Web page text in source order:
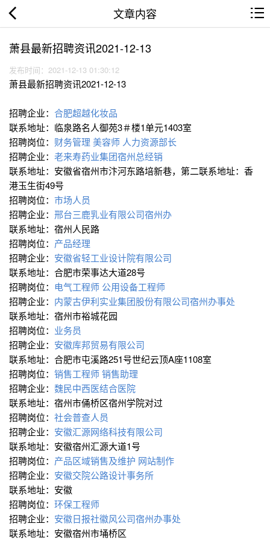
文章内容
萧县最新招聘资讯2021-12-13
发布时间：2021-12-13 01:30:12
萧县最新招聘资讯2021-12-13
招聘企业： 合肥超越化妆品
联系地址：临泉路名人御苑3＃楼1单元1403室
招聘岗位： 财务管理 美容师 人力资源部长
招聘企业： 老来寿药业集团宿州总经销
联系地址：安徽省宿州市汴河东路培新巷，第二联系地址：香
港玉生街49号
招聘岗位： 市场人员
招聘企业： 邢台三鹿乳业有限公司宿州办
联系地址：宿州人民路
招聘岗位： 产品经理
招聘企业： 安徽省轻工业设计院有限公司
联系地址：合肥市荣事达大道28号
招聘岗位： 电气工程师 公用设备工程师
招聘企业： 内蒙古伊利实业集团股份有限公司宿州办事处
联系地址：宿州市裕城花园
招聘岗位： 业务员
招聘企业： 安徽库邦贸易有限公司
联系地址：合肥市屯溪路251号世纪云顶A座1108室
招聘岗位： 销售工程师销售助理
招聘企业： 魏民中西医结合医院
联系地址：宿州市俑桥区宿州学院对过
招聘岗位： 社会普查人员
招聘企业： 安徽汇源网络科技有限公司
联系地址：安徽宿州汇源大道1号
招聘岗位： 产品区域销售及维护 网站制作
招聘企业： 安徽交院公路设计事务所
联系地址：安徽
招聘岗位： 环保工程师
招聘企业： 安徽日报社徽风公司宿州办事处
联系地址：安徽宿州市埇桥区